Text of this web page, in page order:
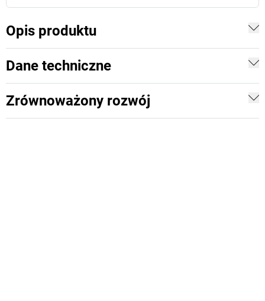
Opis produktu
Dane techniczne
Zrównoważony rozwój